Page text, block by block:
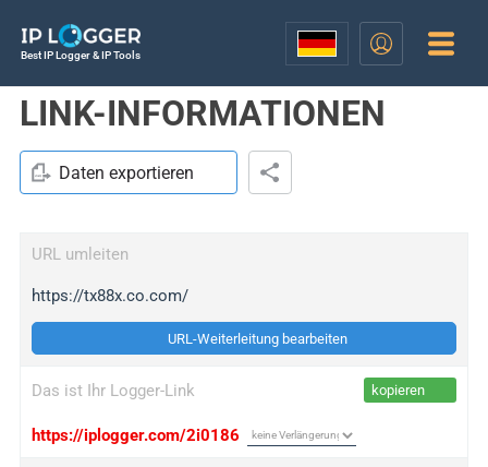
Best IP Logger & IP Tools
LINK-INFORMATIONEN
Daten exportieren
URL umleiten
https://tx88x.co.com/
URL-Weiterleitung bearbeiten
Das ist Ihr Logger-Link kopieren
https://iplogger.com/2i0186